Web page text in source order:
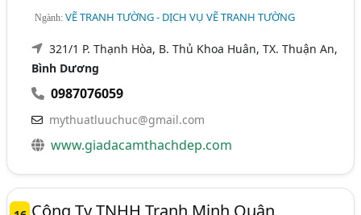
Ngành:VẼ TRANH TƯỜNG - DỊCH VỤ VẼ TRANH TƯỜNG
321/1 P. Thạnh Hòa, B. Thủ Khoa Huân, TX. Thuận An,
Bình Dương
0987076059
mythuatluuchuc@gmail.com
www.giadacamthachdep.com
Công Ty TNHH Tranh Minh Quân